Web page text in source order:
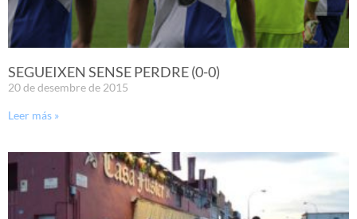
SEGUEIXEN SENSE PERDRE (0-0)
20 de desembre de 2015
Leer más »